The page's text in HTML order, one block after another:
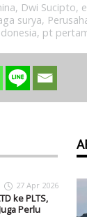
, Dwi Sucipto,
surya,
, pt
27 Apr 2026
ke PLTS,
Perlu